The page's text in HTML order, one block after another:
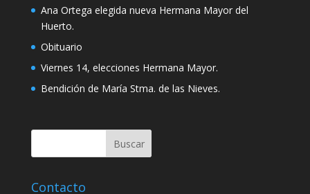
Ana Ortega elegida nueva Hermana Mayor del
Huerto.
Obituario
Viernes 14, elecciones Hermana Mayor.
Bendición de María Stma. de las Nieves.
Contacto